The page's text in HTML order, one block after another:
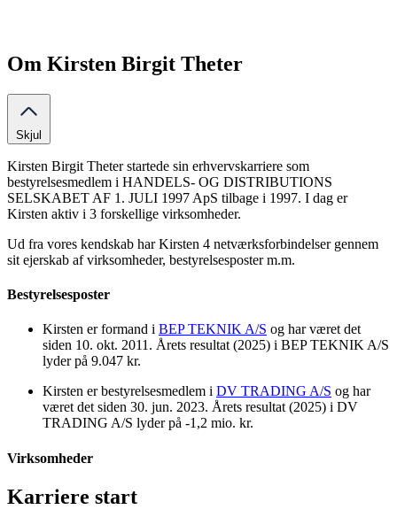
Om Kirsten Birgit Theter
Skjul
Kirsten Birgit Theter startede sin erhvervskarriere som
bestyrelsesmedlem i HANDELS- OG DISTRIBUTIONS
SELSKABET AF 1. JULI 1997 ApS tilbage i 1997. I dag er
Kirsten aktiv i 3 forskellige virksomheder.
Ud fra vores kendskab har Kirsten 4 netværksforbindelser gennem
sit ejerskab af virksomheder, bestyrelsesposter m.m.
Bestyrelsesposter
Kirsten er formand i BEP TEKNIK A/S og har været det
siden 10. okt. 2011. Årets resultat (2025) i BEP TEKNIK A/S
lyder på 9.047 kr.
Kirsten er bestyrelsesmedlem i DV TRADING A/S og har
været det siden 30. jun. 2023. Årets resultat (2025) i DV
TRADING A/S lyder på -1,2 mio. kr.
Virksomheder
Karriere start